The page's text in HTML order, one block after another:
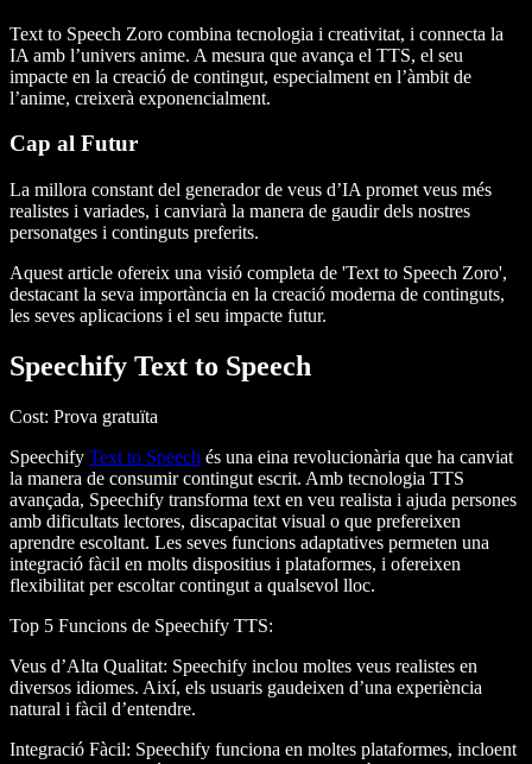
Text to Speech Zoro combina tecnologia i creativitat, i connecta la
IA amb l’univers anime. A mesura que avança el TTS, el seu
impacte en la creació de contingut, especialment en l’àmbit de
l’anime, creixerà exponencialment.
Cap al Futur
La millora constant del generador de veus d’IA promet veus més
realistes i variades, i canviarà la manera de gaudir dels nostres
personatges i continguts preferits.
Aquest article ofereix una visió completa de 'Text to Speech Zoro',
destacant la seva importància en la creació moderna de continguts,
les seves aplicacions i el seu impacte futur.
Speechify Text to Speech
Cost: Prova gratuïta
Speechify Text to Speech és una eina revolucionària que ha canviat
la manera de consumir contingut escrit. Amb tecnologia TTS
avançada, Speechify transforma text en veu realista i ajuda persones
amb dificultats lectores, discapacitat visual o que prefereixen
aprendre escoltant. Les seves funcions adaptatives permeten una
integració fàcil en molts dispositius i plataformes, i ofereixen
flexibilitat per escoltar contingut a qualsevol lloc.
Top 5 Funcions de Speechify TTS:
Veus d’Alta Qualitat: Speechify inclou moltes veus realistes en
diversos idiomes. Així, els usuaris gaudeixen d’una experiència
natural i fàcil d’entendre.
Integració Fàcil: Speechify funciona en moltes plataformes, incloent